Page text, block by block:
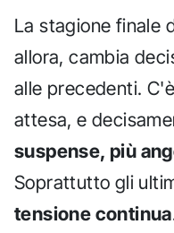
La stagione finale
allora, cambia
alle precedenti.
attesa, e
suspense, più
Soprattutto gli
tensione continua